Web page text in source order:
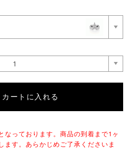
1
カートに入れる
なっております。商品の到着まで1ヶ
ます。あらかじめご了承くださいま